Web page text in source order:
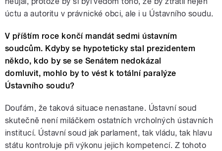
úctu a autoritu v právnické obci, ale i u Ústavního soudu.
V příštím roce končí mandát sedmi ústavním
soudcům. Kdyby se hypoteticky stal prezidentem
někdo, kdo by se se Senátem nedokázal
domluvit, mohlo by to vést k totální paralýze
Ústavního soudu?
Doufám, že taková situace nenastane. Ústavní soud
skutečně není miláčkem ostatních vrcholných ústavních
institucí. Ústavní soud jak parlament, tak vládu, tak hlavu
státu kontroluje při výkonu jejich kompetencí. Z tohoto